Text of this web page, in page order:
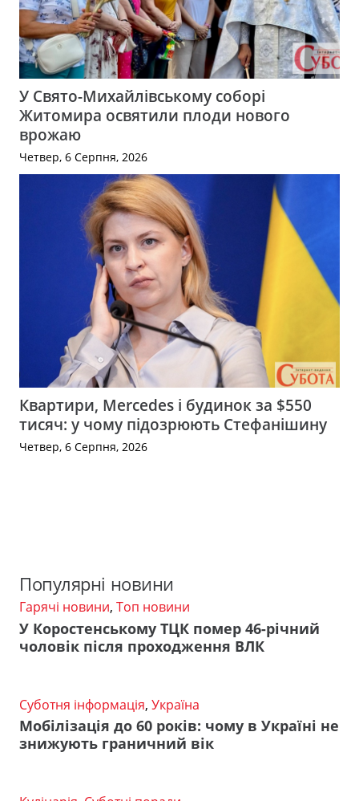
У Свято-Михайлівському соборі
Житомира освятили плоди нового
врожаю
Четвер, 6 Серпня, 2026
Квартири, Mercedes і будинок за $550
тисяч: у чому підозрюють Стефанішину
Четвер, 6 Серпня, 2026
Популярні новини
Гарячі новини, Топ новини
У Коростенському ТЦК помер 46-річний
чоловік після проходження ВЛК
Суботня інформація, Україна
Мобілізація до 60 років: чому в Україні не
знижують граничний вік